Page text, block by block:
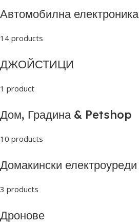
Автомобилна електроника
14 products
ДЖОЙСТИЦИ
1 product
Дом, Градина & Petshop
10 products
Домакински електроуреди
3 products
Дронове